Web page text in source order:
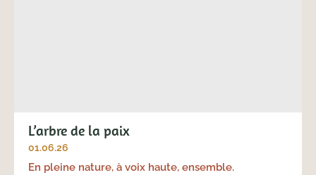
L’arbre de la paix
01.06.26
En pleine nature, à voix haute, ensemble.